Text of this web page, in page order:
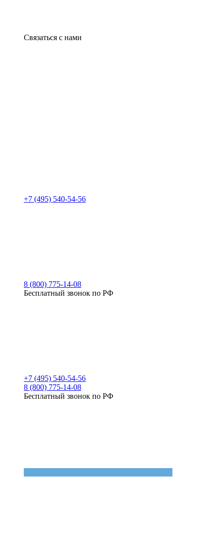
Связаться с нами
+7 (495) 540-54-56
8 (800) 775-14-08
Бесплатный звонок по РФ
+7 (495) 540-54-56
8 (800) 775-14-08
Бесплатный звонок по РФ